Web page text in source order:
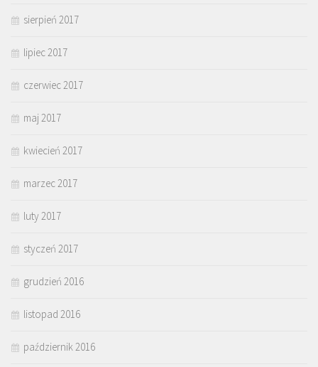
sierpień 2017
lipiec 2017
czerwiec 2017
maj 2017
kwiecień 2017
marzec 2017
luty 2017
styczeń 2017
grudzień 2016
listopad 2016
październik 2016